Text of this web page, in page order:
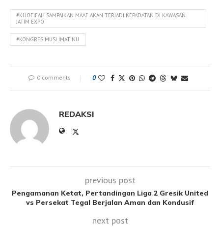
#KHOFIFAH SAMPAIKAN MAAF AKAN TERJADI KEPADATAN DI KAWASAN
JATIM EXPO
#KONGRES MUSLIMAT NU
0 comments 0
REDAKSI
previous post
Pengamanan Ketat, Pertandingan Liga 2 Gresik United
vs Persekat Tegal Berjalan Aman dan Kondusif
next post